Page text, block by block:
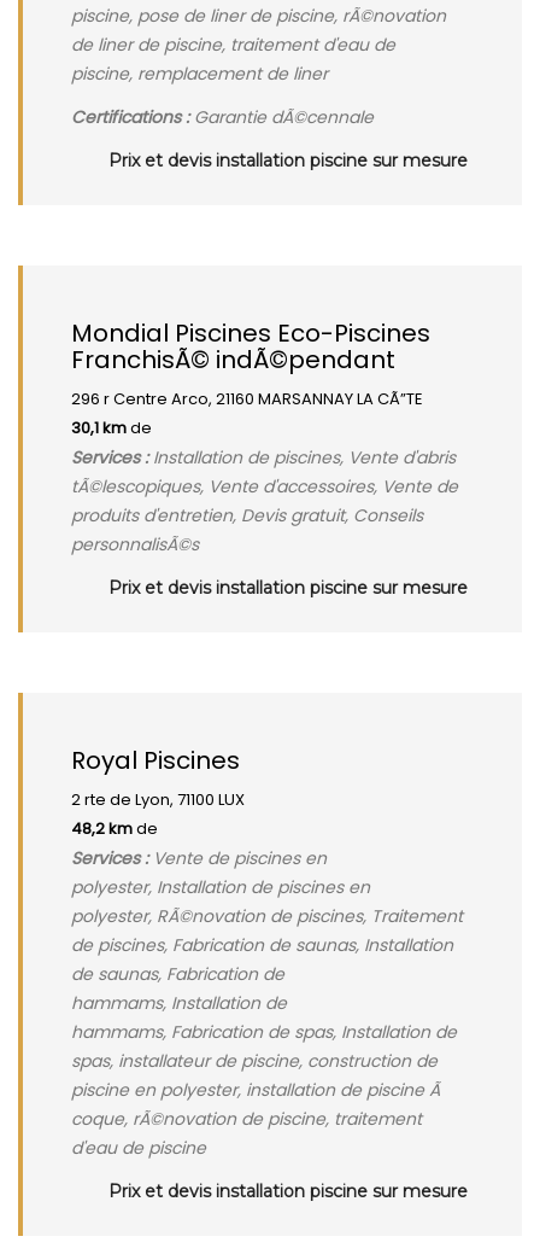
piscine, pose de liner de piscine, rÃ©novation
de liner de piscine, traitement d'eau de
piscine, remplacement de liner
Certifications :Garantie dÃ©cennale
Prix et devis installation piscine sur mesure
Mondial Piscines Eco-Piscines
FranchisÃ© indÃ©pendant
296 r Centre Arco, 21160 MARSANNAY LA CÃ”TE
30,1 kmde
Services :Installation de piscines, Vente d'abris
tÃ©lescopiques, Vente d'accessoires, Vente de
produits d'entretien, Devis gratuit, Conseils
personnalisÃ©s
Prix et devis installation piscine sur mesure
Royal Piscines
2 rte de Lyon, 71100 LUX
48,2 kmde
Services :Vente de piscines en
polyester, Installation de piscines en
polyester, RÃ©novation de piscines, Traitement
de piscines, Fabrication de saunas, Installation
de saunas, Fabrication de
hammams, Installation de
hammams, Fabrication de spas, Installation de
spas, installateur de piscine, construction de
piscine en polyester, installation de piscine Ã
coque, rÃ©novation de piscine, traitement
d'eau de piscine
Prix et devis installation piscine sur mesure